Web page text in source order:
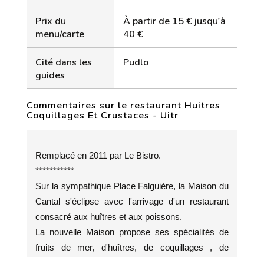
Prix du
menu/carte
À partir de 15 € jusqu'à
40 €
Cité dans les
guides
Pudlo
Commentaires sur le restaurant Huitres
Coquillages Et Crustaces - Uitr
Remplacé en 2011 par Le Bistro.
***********
Sur la sympathique Place Falguière, la Maison du
Cantal s'éclipse avec l'arrivage d'un restaurant
consacré aux huîtres et aux poissons.
La nouvelle Maison propose ses spécialités de
fruits de mer, d'huîtres, de coquillages , de